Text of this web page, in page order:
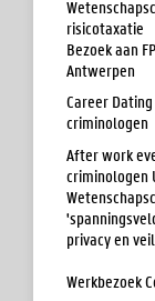
risicotaxatie
Bezoek aan
Antwerpen
Career
criminologen
After work
criminologen
privacy en
Werkbezoek